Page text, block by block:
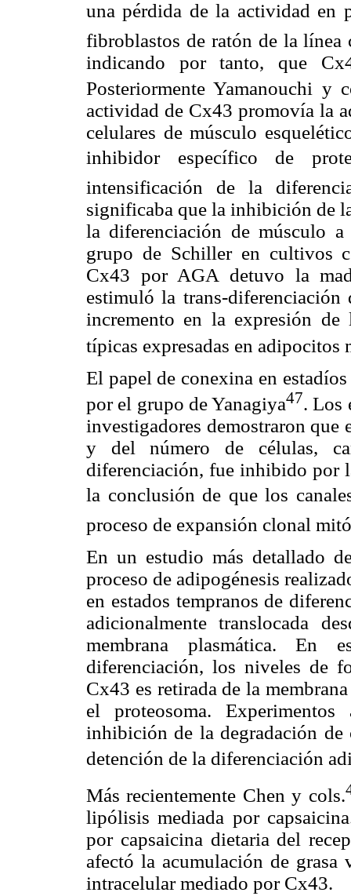
una pérdida de la actividad en
fibroblastos de ratón de la
indicando por tanto, que
Posteriormente Yamanouchi y
actividad de Cx43 promovía la
celulares de músculo
inhibidor específico de
intensificación de la
significaba que la inhibición de
la diferenciación de músculo
grupo de Schiller en cultivos
Cx43 por AGA detuvo la
estimuló la trans-
incremento en la expresión de
típicas expresadas en adipocitos
El papel de conexina en
por el grupo de Yanagiya47. Los
investigadores demostraron
y del número de células,
diferenciación, fue inhibido por
la conclusión de que los
proceso de expansión clonal
En un estudio más detallado
proceso de adipogénesis
en estados tempranos de
adicionalmente translocada
membrana plasmática. En
diferenciación, los niveles de
Cx43 es retirada de la
el proteosoma.
inhibición de la degradación
detención de la diferenciación
Más recientemente Chen y cols.
lipólisis mediada por
por capsaicina dietaria del
afectó la acumulación de grasa
intracelular mediado por Cx43.